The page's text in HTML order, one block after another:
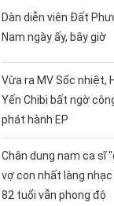
Dàn diễn viên Đất
Nam ngày ấy, bây giờ
Vừa ra MV Sốc nhiệt,
Yến Chibi bất ngờ
phát hành EP
Chân dung nam ca sĩ
vợ con nhất làng
82 tuổi vẫn phong độ